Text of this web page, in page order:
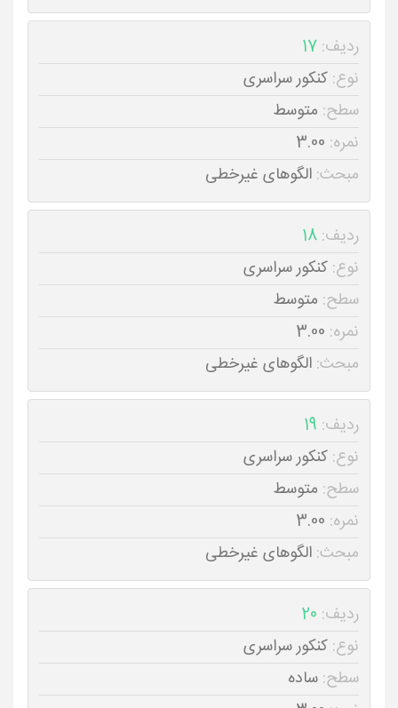
ردیف: 17
نوع: کنکور سراسری
سطح: متوسط
نمره: 3.00
مبحث: الگوهای غیرخطی
ردیف: 18
نوع: کنکور سراسری
سطح: متوسط
نمره: 3.00
مبحث: الگوهای غیرخطی
ردیف: 19
نوع: کنکور سراسری
سطح: متوسط
نمره: 3.00
مبحث: الگوهای غیرخطی
ردیف: 20
نوع: کنکور سراسری
سطح: ساده